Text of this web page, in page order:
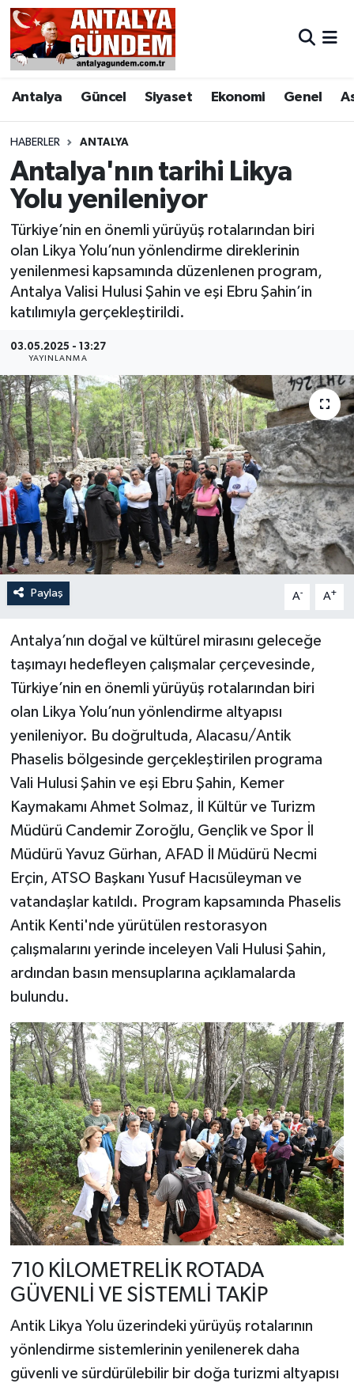
Antalya Güncel Siyaset Ekonomi Genel
HABERLER ANTALYA
Antalya'nın tarihi Likya
Yolu yenileniyor
Türkiye’nin en önemli yürüyüş rotalarından biri
olan Likya Yolu’nun yönlendirme direklerinin
yenilenmesi kapsamında düzenlenen program,
Antalya Valisi Hulusi Şahin ve eşi Ebru Şahin’in
katılımıyla gerçekleştirildi.
03.05.2025 - 13:27
YAYINLANMA
Paylaş A- A+
Antalya’nın doğal ve kültürel mirasını geleceğe
taşımayı hedefleyen çalışmalar çerçevesinde,
Türkiye’nin en önemli yürüyüş rotalarından biri
olan Likya Yolu’nun yönlendirme altyapısı
yenileniyor. Bu doğrultuda, Alacasu/Antik
Phaselis bölgesinde gerçekleştirilen programa
Vali Hulusi Şahin ve eşi Ebru Şahin, Kemer
Kaymakamı Ahmet Solmaz, İl Kültür ve Turizm
Müdürü Candemir Zoroğlu, Gençlik ve Spor İl
Müdürü Yavuz Gürhan, AFAD İl Müdürü Necmi
Erçin, ATSO Başkanı Yusuf Hacısüleyman ve
vatandaşlar katıldı. Program kapsamında Phaselis
Antik Kenti'nde yürütülen restorasyon
çalışmalarını yerinde inceleyen Vali Hulusi Şahin,
ardından basın mensuplarına açıklamalarda
bulundu.
710 KİLOMETRELİK ROTADA
GÜVENLİ VE SİSTEMLİ TAKİP
Antik Likya Yolu üzerindeki yürüyüş rotalarının
yönlendirme sistemlerinin yenilenerek daha
güvenli ve sürdürülebilir bir doğa turizmi altyapısı
Antalya
Asayiş
Bilim & Teknoloji
Bölge
EĞİTİM
Ekonomi
Genel
Görüntülü Haber
Güncel
Kültür & Sanat
Magazin
Resmi İlan
Sağlık & Yaşam
Siyaset
Antalya Nöbetçi Eczaneler
Antalya Hava Durumu
Antalya Namaz Vakitleri
Antalya Trafik Yoğunluk Haritası
Süper Lig Puan Durumu ve Fikstür
Tüm Manşetler
Son Dakika Haberleri
Haber Arşivi